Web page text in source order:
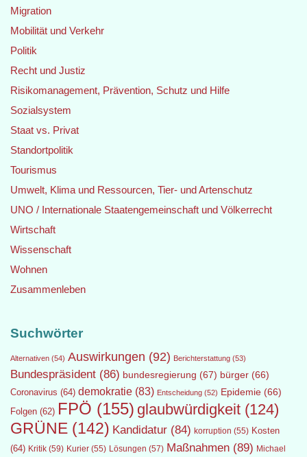
Migration
Mobilität und Verkehr
Politik
Recht und Justiz
Risikomanagement, Prävention, Schutz und Hilfe
Sozialsystem
Staat vs. Privat
Standortpolitik
Tourismus
Umwelt, Klima und Ressourcen, Tier- und Artenschutz
UNO / Internationale Staatengemeinschaft und Völkerrecht
Wirtschaft
Wissenschaft
Wohnen
Zusammenleben
Suchwörter
Alternativen (54) Auswirkungen (92) Berichterstattung (53)
Bundespräsident (86) bundesregierung (67) bürger (66)
Coronavirus (64) demokratie (83) Entscheidung (52) Epidemie (66)
Folgen (62) FPÖ (155) glaubwürdigkeit (124)
GRÜNE (142) Kandidatur (84) korruption (55) Kosten
(64) Kritik (59) Kurier (55) Lösungen (57) Maßnahmen (89) Michael